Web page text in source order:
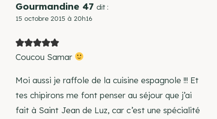
Gourmandine 47 dit :
15 octobre 2015 à 20h16
Coucou Samar
Moi aussi je raffole de la cuisine espagnole !!! Et
tes chipirons me font penser au séjour que j’ai
fait à Saint Jean de Luz, car c’est une spécialité